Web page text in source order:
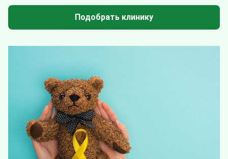
Подобрать клинику